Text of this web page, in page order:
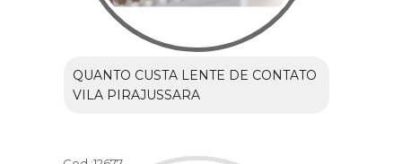
QUANTO CUSTA LENTE DE CONTATO
VILA PIRAJUSSARA